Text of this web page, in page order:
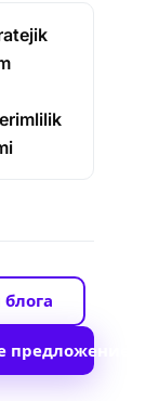
предложение